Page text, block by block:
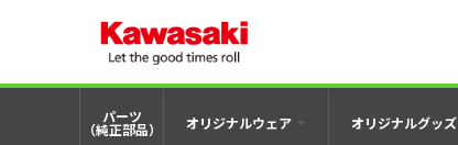
パーツ
（純正部品） オリジナルウェア オリジナルグッズ